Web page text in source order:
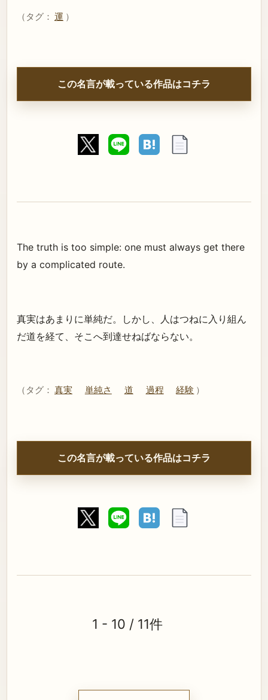
（タグ： 運 ）
この名言が載っている作品はコチラ
The truth is too simple: one must always get there
by a complicated route.
真実はあまりに単純だ。しかし、人はつねに入り組ん
だ道を経て、そこへ到達せねばならない。
（タグ： 真実 単純さ 道 過程 経験 ）
この名言が載っている作品はコチラ
1 - 10 / 11件